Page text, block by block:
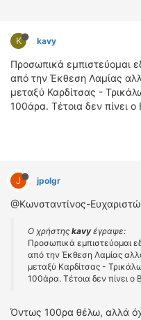
K kavy
Προσωπικά εμπιστεύομαι
από την Έκθεση Λαμίας
μεταξύ Καρδίτσας -
100άρα. Τέτοια δεν πίνει
J jpolgr
@Kωνσταντίνος-
Ο χρήστης kavy έγραψε:
Προσωπικά εμπιστεύομαι
από την Έκθεση Λαμίας
μεταξύ Καρδίτσας -
100άρα. Τέτοια δεν πίνει ο
Όντως 100ρα θέλω, αλλά